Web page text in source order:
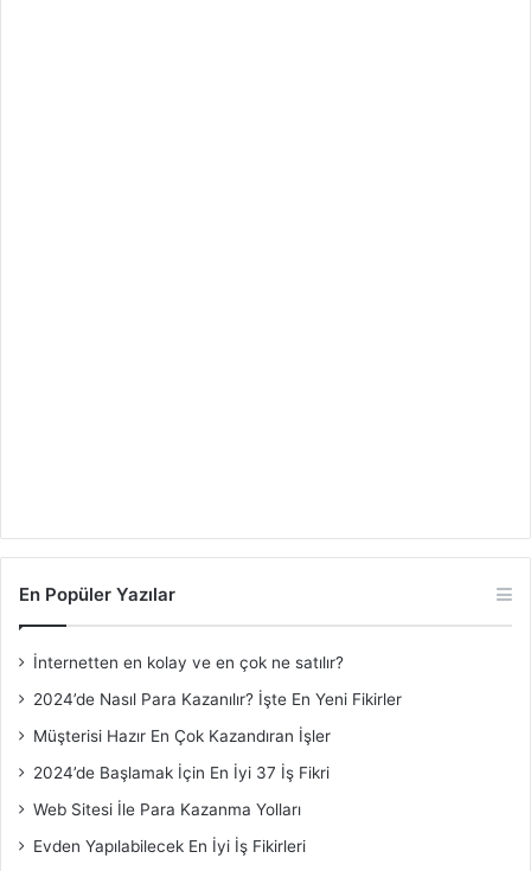
En Popüler Yazılar
İnternetten en kolay ve en çok ne satılır?
2024’de Nasıl Para Kazanılır? İşte En Yeni Fikirler
Müşterisi Hazır En Çok Kazandıran İşler
2024’de Başlamak İçin En İyi 37 İş Fikri
Web Sitesi İle Para Kazanma Yolları
Evden Yapılabilecek En İyi İş Fikirleri